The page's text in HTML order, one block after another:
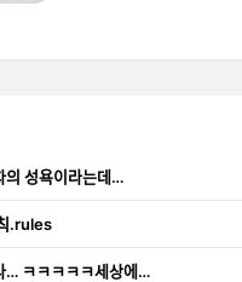
성욕이라는데…
ㅋㅋㅋㅋㅋ세상에…